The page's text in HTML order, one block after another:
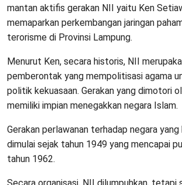
mantan aktifis gerakan NII yaitu Ken
memaparkan perkembangan jaringan
terorisme di Provinsi Lampung.
Menurut Ken, secara historis, NII
pemberontak yang mempolitisasi agama
politik kekuasaan. Gerakan yang dimotori
memiliki impian menegakkan negara Islam.
Gerakan perlawanan terhadap negara
dimulai sejak tahun 1949 yang mencapai
tahun 1962.